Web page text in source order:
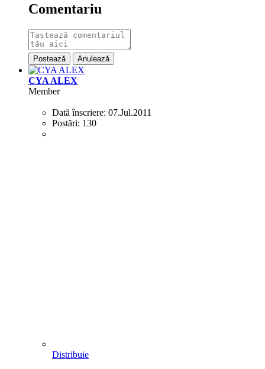
Comentariu
Postează Anulează
CYA ALEX
Member
Dată înscriere: 07.Jul.2011
Postări: 130
Distribuie